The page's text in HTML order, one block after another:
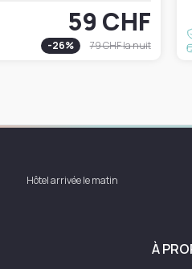
59 CHF
-26% 79 CHFla nuit
Hôtel arrivée le matin
À